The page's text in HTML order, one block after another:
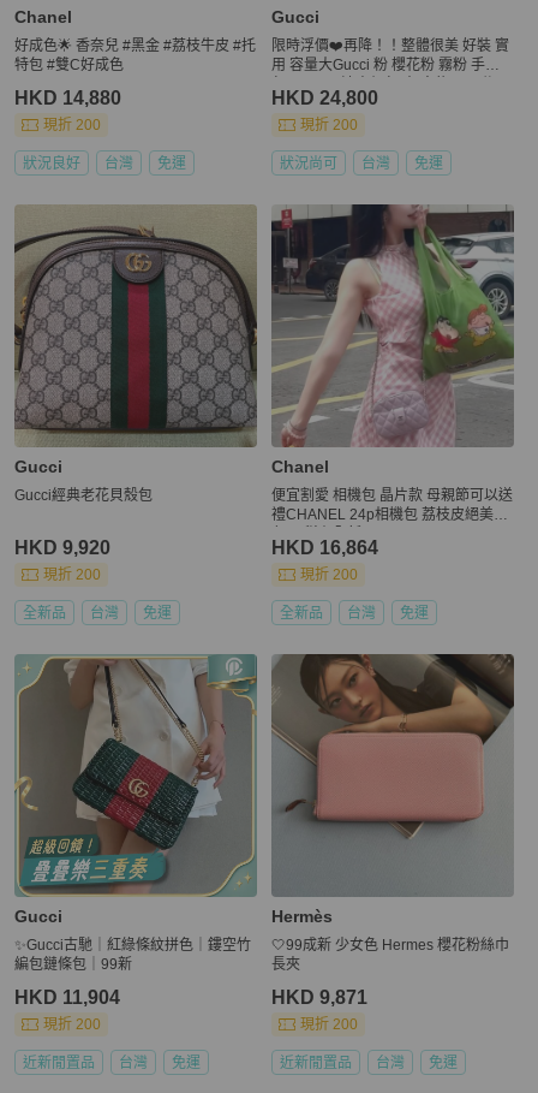
Chanel
好成色🌟 香奈兒 #黑金 #荔枝牛皮 #托
特包 #雙C好成色
HKD 14,880
現折 200
狀況良好 台灣 免運
Gucci
限時浮價❤️再降！！整體很美 好裝 實
用 容量大Gucci 粉 櫻花粉 霧粉 手提
HKD 24,800
現折 200
狀況尚可 台灣 免運
Gucci
Gucci經典老花貝殼包
HKD 9,920
現折 200
全新品 台灣 免運
Chanel
便宜割愛 相機包 晶片款 母親節可以送
禮CHANEL 24p相機包 荔枝皮絕美紫
HKD 16,864
現折 200
全新品 台灣 免運
Gucci
✨Gucci古馳｜紅綠條紋拼色｜鏤空竹
編包鏈條包｜99新
HKD 11,904
現折 200
近新閒置品 台灣 免運
Hermès
🤍99成新 少女色 Hermes 櫻花粉絲巾
長夾
HKD 9,871
現折 200
近新閒置品 台灣 免運